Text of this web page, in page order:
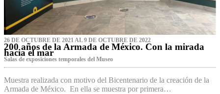
26 DE OCTUBRE DE 2021 AL 9 DE OCTUBRE DE 2022
200 años de la Armada de México. Con la mirada
hacia el mar
Salas de exposiciones temporales del Museo‌
Muestra realizada con motivo del Bicentenario de la creación de la
Armada de México. En ella se muestra por primera…